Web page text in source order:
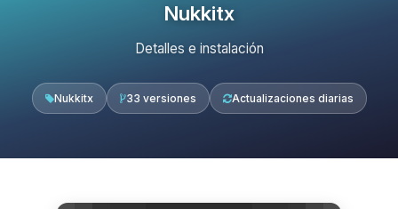
Nukkitx
Detalles e instalación
Nukkitx 33 versiones Actualizaciones diarias